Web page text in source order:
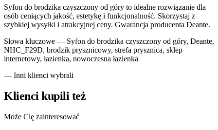
Syfon do brodzika czyszczony od góry to idealne rozwiązanie dla
osób ceniących jakość, estetykę i funkcjonalność. Skorzystaj z
szybkiej wysyłki i atrakcyjnej ceny. Gwarancja producenta Deante.
Słowa kluczowe — Syfon do brodzika czyszczony od góry, Deante,
NHC_F29D, brodzik prysznicowy, strefa prysznica, sklep
internetowy, łazienka, nowoczesna łazienka
— Inni klienci wybrali
Klienci kupili też
Może Cię zainteresować